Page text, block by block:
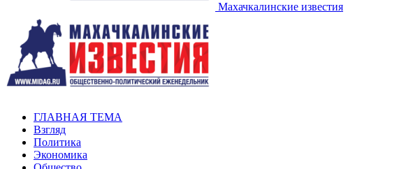
Махачкалинские известия
ГЛАВНАЯ ТЕМА
Взгляд
Политика
Экономика